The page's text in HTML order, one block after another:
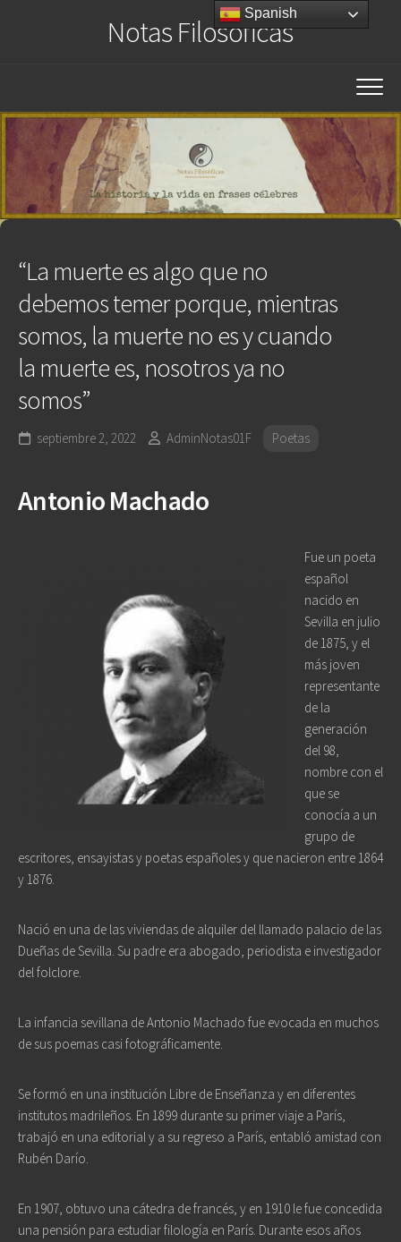
Notas Filosóficas
“La muerte es algo que no
debemos temer porque, mientras
somos, la muerte no es y cuando
la muerte es, nosotros ya no
somos”
septiembre 2, 2022 AdminNotas01F Poetas
Antonio Machado
Fue un poeta
español
nacido en
Sevilla en julio
de 1875, y el
más joven
representante
de la
generación
del 98,
nombre con el
que se
conocía a un
grupo de
escritores, ensayistas y poetas españoles y que nacieron entre 1864
y 1876.
Nació en una de las viviendas de alquiler del llamado palacio de las
Dueñas de Sevilla. Su padre era abogado, periodista e investigador
del folclore.
La infancia sevillana de Antonio Machado fue evocada en muchos
de sus poemas casi fotográficamente.
Se formó en una institución Libre de Enseñanza y en diferentes
institutos madrileños. En 1899 durante su primer viaje a París,
trabajó en una editorial y a su regreso a París, entabló amistad con
Rubén Darío.
En 1907, obtuvo una cátedra de francés, y en 1910 le fue concedida
una pensión para estudiar filología en París. Durante esos años
Spanish